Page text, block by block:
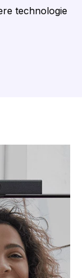
technologie